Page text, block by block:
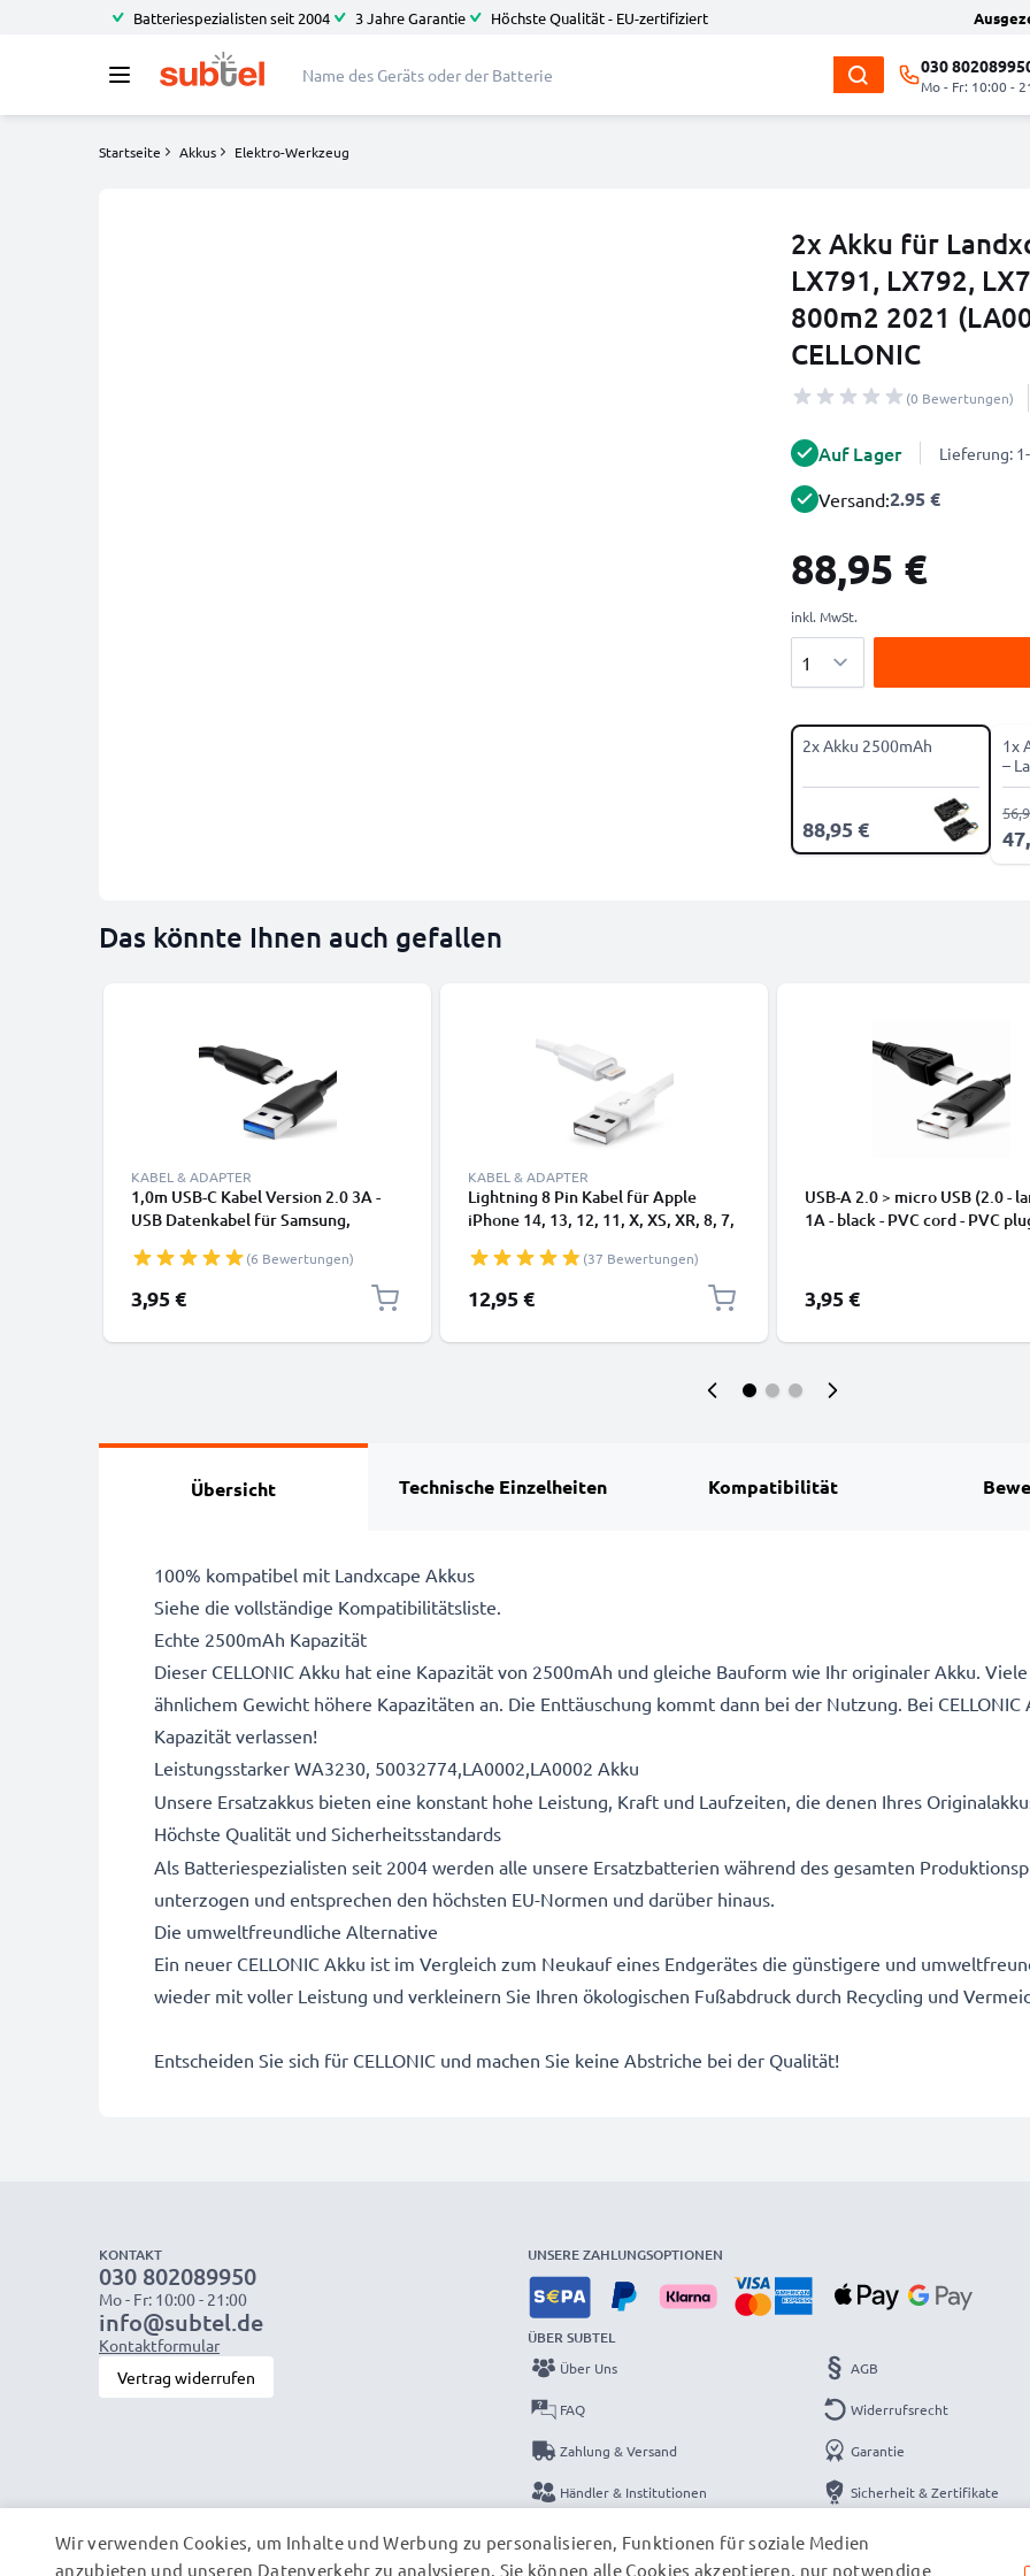
Batteriespezialisten seit 2004 3 Jahre Garantie Höchste Qualität - EU-zertifiziert
030
Mo - Fr: 10:00 -
Startseite Akkus Elektro-Werkzeug
2x Akku für
LX791, LX792,
800m2 2021
CELLONIC
(0 Bewertungen)
Auf Lager Lieferung:
Versand:2.95 €
88,95 €
inkl. MwSt.
2x Akku 2500mAh
88,95 €
1x
–
Das könnte Ihnen auch gefallen
KABEL & ADAPTER
1,0m USB-C Kabel Version 2.0 3A -
USB Datenkabel für Samsung,
Canon, Panasonic Lumix, Sony,
GoPro uvm PVC schwarz
(6 Bewertungen)
3,95 €
KABEL & ADAPTER
Lightning 8 Pin Kabel für Apple
iPhone 14, 13, 12, 11, X, XS, XR, 8, 7,
Datenkabel für Smartphone
(37 Bewertungen)
12,95 €
USB-A 2.0 > micro USB (2.0 -
1A - black - PVC cord - PVC
3,95 €
Übersicht Technische Einzelheiten Kompatibilität
100% kompatibel mit Landxcape Akkus
Siehe die vollständige Kompatibilitätsliste.
Echte 2500mAh Kapazität
Dieser CELLONIC Akku hat eine Kapazität von 2500mAh und gleiche Bauform wie Ihr originaler Akku.
ähnlichem Gewicht höhere Kapazitäten an. Die Enttäuschung kommt dann bei der Nutzung. Bei
Kapazität verlassen!
Leistungsstarker WA3230, 50032774,LA0002,LA0002 Akku
Unsere Ersatzakkus bieten eine konstant hohe Leistung, Kraft und Laufzeiten, die denen Ihres
Höchste Qualität und Sicherheitsstandards
Als Batteriespezialisten seit 2004 werden alle unsere Ersatzbatterien während des gesamten
unterzogen und entsprechen den höchsten EU-Normen und darüber hinaus.
Die umweltfreundliche Alternative
Ein neuer CELLONIC Akku ist im Vergleich zum Neukauf eines Endgerätes die günstigere und
wieder mit voller Leistung und verkleinern Sie Ihren ökologischen Fußabdruck durch Recycling und
Entscheiden Sie sich für CELLONIC und machen Sie keine Abstriche bei der Qualität!
KONTAKT
030 802089950
Mo - Fr: 10:00 - 21:00
info@subtel.de
Kontaktformular
Vertrag widerrufen
UNSERE ZAHLUNGSOPTIONEN
ÜBER SUBTEL
Über Uns
FAQ
Zahlung & Versand
Händler & Institutionen
Kataloge
AGB
Widerrufsrecht
Garantie
Sicherheit & Zertifikate
Wir verwenden Cookies, um Inhalte und Werbung zu personalisieren, Funktionen für soziale Medien
anzubieten und unseren Datenverkehr zu analysieren. Sie können alle Cookies akzeptieren, nur notwendige